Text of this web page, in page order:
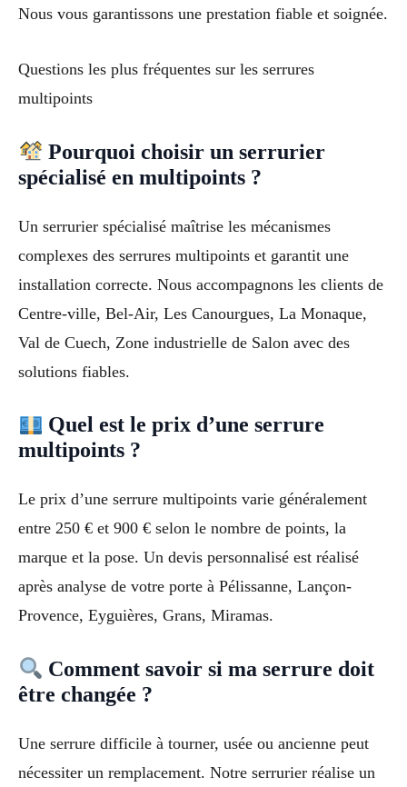
Nous vous garantissons une prestation fiable et soignée.
Questions les plus fréquentes sur les serrures
multipoints
Pourquoi choisir un serrurier
spécialisé en multipoints ?
Un serrurier spécialisé maîtrise les mécanismes
complexes des serrures multipoints et garantit une
installation correcte. Nous accompagnons les clients de
Centre-ville, Bel-Air, Les Canourgues, La Monaque,
Val de Cuech, Zone industrielle de Salon avec des
solutions fiables.
Quel est le prix d’une serrure
multipoints ?
Le prix d’une serrure multipoints varie généralement
entre 250 € et 900 € selon le nombre de points, la
marque et la pose. Un devis personnalisé est réalisé
après analyse de votre porte à Pélissanne, Lançon-
Provence, Eyguières, Grans, Miramas.
Comment savoir si ma serrure doit
être changée ?
Une serrure difficile à tourner, usée ou ancienne peut
nécessiter un remplacement. Notre serrurier réalise un